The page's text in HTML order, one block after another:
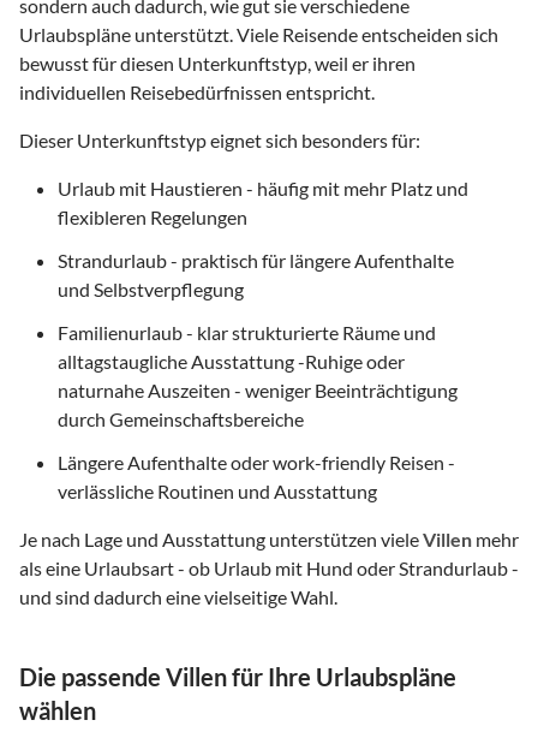
sondern auch dadurch, wie gut sie verschiedene
Urlaubspläne unterstützt. Viele Reisende entscheiden sich
bewusst für diesen Unterkunftstyp, weil er ihren
individuellen Reisebedürfnissen entspricht.
Dieser Unterkunftstyp eignet sich besonders für:
Urlaub mit Haustieren - häufig mit mehr Platz und
flexibleren Regelungen
Strandurlaub - praktisch für längere Aufenthalte
und Selbstverpflegung
Familienurlaub - klar strukturierte Räume und
alltagstaugliche Ausstattung -Ruhige oder
naturnahe Auszeiten - weniger Beeinträchtigung
durch Gemeinschaftsbereiche
Längere Aufenthalte oder work-friendly Reisen -
verlässliche Routinen und Ausstattung
Je nach Lage und Ausstattung unterstützen vieleVillen mehr
als eine Urlaubsart - ob Urlaub mit Hund oder Strandurlaub -
und sind dadurch eine vielseitige Wahl.
Die passende Villen für Ihre Urlaubspläne
wählen